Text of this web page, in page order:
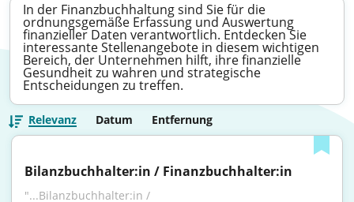
In der Finanzbuchhaltung sind Sie für die
ordnungsgemäße Erfassung und Auswertung
finanzieller Daten verantwortlich. Entdecken Sie
interessante Stellenangebote in diesem wichtigen
Bereich, der Unternehmen hilft, ihre finanzielle
Gesundheit zu wahren und strategische
Entscheidungen zu treffen.
Relevanz Datum Entfernung
Bilanzbuchhalter:in / Finanzbuchhalter:in